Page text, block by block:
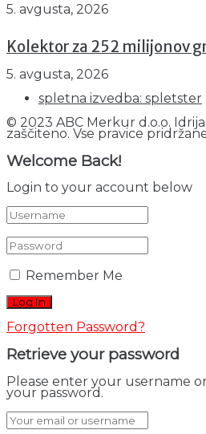
5. avgusta, 2026
Kolektor za 252 milijonov
5. avgusta, 2026
spletna izvedba: spletster
© 2023 ABC Merkur d.o.o.
zaščiteno. Vse pravice
Welcome Back!
Login to your account below
Remember Me
Forgotten Password?
Retrieve your password
Please enter your username
your password.